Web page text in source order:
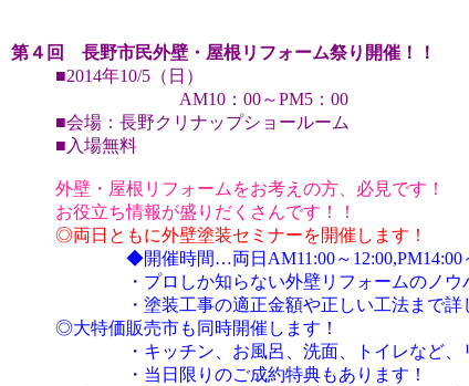
第４回 長野市民外壁・屋根リフォーム祭り開催！！
■2014年10/5（日）
AM10：00～PM5：00
■会場：長野クリナップショールーム
■入場無料
外壁・屋根リフォームをお考えの方、必見です！
お役立ち情報が盛りだくさんです！！
◎両日ともに外壁塗装セミナーを開催します！
◆開催時間…両日AM11:00～12:00,PM14:00
・プロしか知らない外壁リフォームのノウハ
・塗装工事の適正金額や正しい工法まで詳し
◎大特価販売市も同時開催します！
・キッチン、お風呂、洗面、トイレなど、リ
・当日限りのご成約特典もあります！